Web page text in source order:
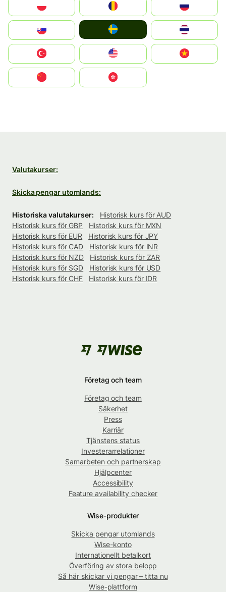
United States
中國香港特別行政區
Valutakurser:
Skicka pengar utomlands:
Historiska valutakurser:
Historisk kurs för AUD
Historisk kurs för GBP
Historisk kurs för MXN
Historisk kurs för EUR
Historisk kurs för JPY
Historisk kurs för CAD
Historisk kurs för INR
Historisk kurs för NZD
Historisk kurs för ZAR
Historisk kurs för SGD
Historisk kurs för USD
Historisk kurs för CHF
Historisk kurs för IDR
Företag och team
Företag och team
Säkerhet
Press
Karriär
Tjänstens status
Investerarrelationer
Samarbeten och partnerskap
Hjälpcenter
Accessibility
Feature availability checker
Wise-produkter
Skicka pengar utomlands
Wise-konto
Internationellt betalkort
Överföring av stora belopp
Så här skickar vi pengar – titta nu
Wise-plattform